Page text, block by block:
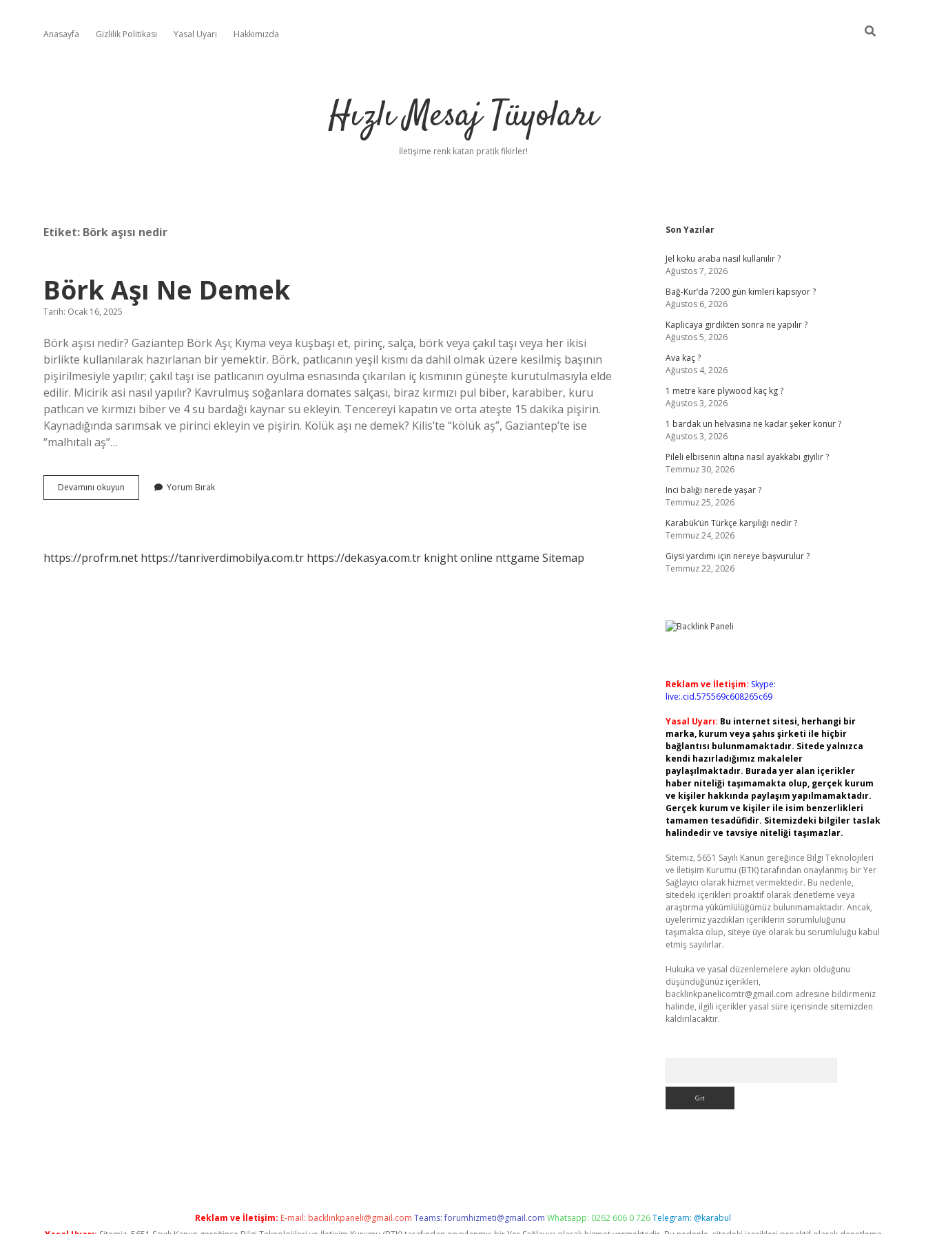
Anasayfa Gizlilik Politikası Yasal Uyarı Hakkımızda
Hızlı Mesaj Tüyoları
İletişime renk katan pratik fikirler!
Etiket: Börk aşısı nedir
Börk Aşı Ne Demek
Tarih: Ocak 16, 2025
Börk aşısı nedir? Gaziantep Börk Aşı; Kıyma veya kuşbaşı et, pirinç, salça, börk veya çakıl taşı veya her ikisi
birlikte kullanılarak hazırlanan bir yemektir. Börk, patlıcanın yeşil kısmı da dahil olmak üzere kesilmiş başının
pişirilmesiyle yapılır; çakıl taşı ise patlıcanın oyulma esnasında çıkarılan iç kısmının güneşte kurutulmasıyla elde
edilir. Micirik asi nasıl yapılır? Kavrulmuş soğanlara domates salçası, biraz kırmızı pul biber, karabiber, kuru
patlıcan ve kırmızı biber ve 4 su bardağı kaynar su ekleyin. Tencereyi kapatın ve orta ateşte 15 dakika pişirin.
Kaynadığında sarımsak ve pirinci ekleyin ve pişirin. Kölük aşı ne demek? Kilis’te “kölük aş”, Gaziantep’te ise
“malhıtalı aş”…
Devamını okuyun
Aşı
Yorum Bırak
https://profrm.net https://tanriverdimobilya.com.tr https://dekasya.com.tr knight online nttgame Sitemap
Sidebar
Son Yazılar
Jel koku araba nasıl kullanılır ?
Ağustos 7, 2026
Bağ-Kur’da 7200 gün kimleri kapsıyor ?
Ağustos 6, 2026
Kaplicaya girdikten sonra ne yapılır ?
Ağustos 5, 2026
Ava kaç ?
Ağustos 4, 2026
1 metre kare plywood kaç kg ?
Ağustos 3, 2026
1 bardak un helvasına ne kadar şeker konur ?
Ağustos 3, 2026
Pileli elbisenin altına nasıl ayakkabı giyilir ?
Temmuz 30, 2026
Inci balığı nerede yaşar ?
Temmuz 25, 2026
Karabük’ün Türkçe karşılığı nedir ?
Temmuz 24, 2026
Giysi yardımı için nereye başvurulur ?
Temmuz 22, 2026
Reklam ve İletişim: Skype:
live:.cid.575569c608265c69
Yasal Uyarı: Bu internet sitesi, herhangi bir
marka, kurum veya şahıs şirketi ile hiçbir
bağlantısı bulunmamaktadır. Sitede yalnızca
kendi hazırladığımız makaleler
paylaşılmaktadır. Burada yer alan içerikler
haber niteliği taşımamakta olup, gerçek kurum
ve kişiler hakkında paylaşım yapılmamaktadır.
Gerçek kurum ve kişiler ile isim benzerlikleri
tamamen tesadüfidir. Sitemizdeki bilgiler taslak
halindedir ve tavsiye niteliği taşımazlar.
Sitemiz, 5651 Sayılı Kanun gereğince Bilgi Teknolojileri
ve İletişim Kurumu (BTK) tarafından onaylanmış bir Yer
Sağlayıcı olarak hizmet vermektedir. Bu nedenle,
sitedeki içerikleri proaktif olarak denetleme veya
araştırma yükümlülüğümüz bulunmamaktadır. Ancak,
üyelerimiz yazdıkları içeriklerin sorumluluğunu
taşımakta olup, siteye üye olarak bu sorumluluğu kabul
etmiş sayılırlar.
Hukuka ve yasal düzenlemelere aykırı olduğunu
düşündüğünüz içerikleri,
backlinkpanelicomtr@gmail.com adresine bildirmeniz
halinde, ilgili içerikler yasal süre içerisinde sitemizden
kaldırılacaktır.
Reklam ve İletişim: E-mail: backlinkpaneli@gmail.com Teams:forumhizmeti@gmail.com Whatsapp: 0262 606 0 726Telegram: @karabul